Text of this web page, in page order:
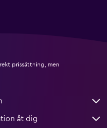
prissättning, men
åt dig